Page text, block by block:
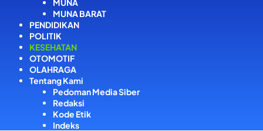
MUNA
MUNA BARAT
PENDIDIKAN
POLITIK
KESEHATAN
OTOMOTIF
OLAHRAGA
Tentang Kami
Pedoman Media Siber
Redaksi
Kode Etik
Indeks